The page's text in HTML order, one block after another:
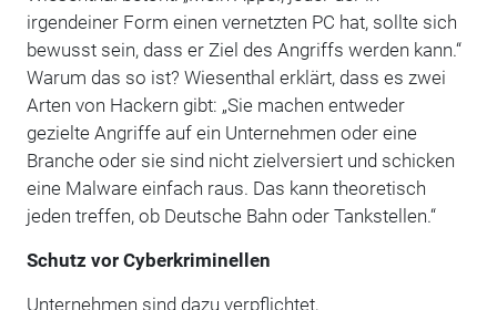
irgendeiner Form einen vernetzten PC hat, sollte sich
bewusst sein, dass er Ziel des Angriffs werden kann.“
Warum das so ist? Wiesenthal erklärt, dass es zwei
Arten von Hackern gibt: „Sie machen entweder
gezielte Angriffe auf ein Unternehmen oder eine
Branche oder sie sind nicht zielversiert und schicken
eine Malware einfach raus. Das kann theoretisch
jeden treffen, ob Deutsche Bahn oder Tankstellen.“
Schutz vor Cyberkriminellen
Unternehmen sind dazu verpflichtet,